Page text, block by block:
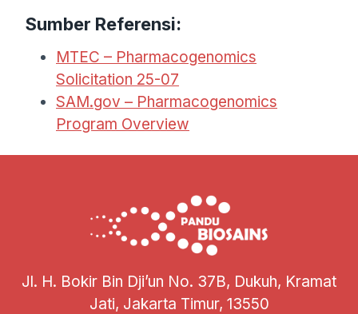
Sumber Referensi:
MTEC – Pharmacogenomics
Solicitation 25-07
SAM.gov – Pharmacogenomics
Program Overview
Jl. H. Bokir Bin Dji’un No. 37B, Dukuh, Kramat
Jati, Jakarta Timur, 13550